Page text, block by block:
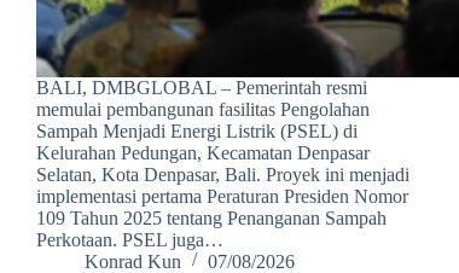
BALI, DMBGLOBAL – Pemerintah resmi
memulai pembangunan fasilitas Pengolahan
Sampah Menjadi Energi Listrik (PSEL) di
Kelurahan Pedungan, Kecamatan Denpasar
Selatan, Kota Denpasar, Bali. Proyek ini menjadi
implementasi pertama Peraturan Presiden Nomor
109 Tahun 2025 tentang Penanganan Sampah
Perkotaan. PSEL juga…
Konrad Kun
07/08/2026